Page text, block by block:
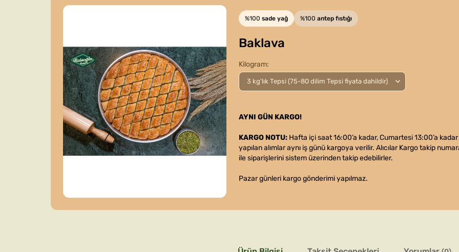
%100 sade yağ %100 antep fıstığı
Baklava
Kilogram
AYNI GÜN KARGO!
KARGO NOTU:Hafta içi saat 16:00’a kadar, Cumartesi 13:00’a kadar
yapılan alımlar aynı iş günü kargoya verilir. Alıcılar Kargo takip
ile siparişlerini sistem üzerinden takip edebilirler.
Pazar günleri kargo gönderimi yapılmaz.